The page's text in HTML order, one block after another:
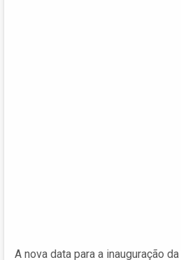
A nova data para a inauguração